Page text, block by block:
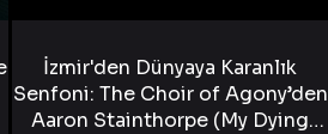
İzmir'den Dünyaya Karanlık
Senfoni: The Choir of Agony’den
Aaron Stainthorpe (My Dying